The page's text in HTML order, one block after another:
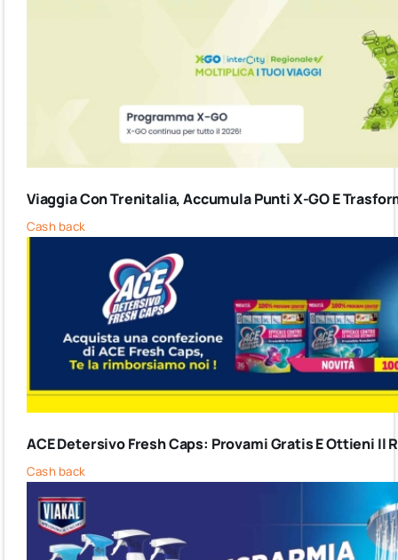
Viaggia Con Trenitalia, Accumula Punti X-GO E
Cash back
ACE Detersivo Fresh Caps: Provami Gratis E Ottieni Il
Cash back